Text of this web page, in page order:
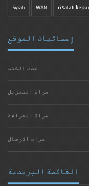
Syiah WAN risalah
إحصائيات الموقع
عدد الكتب
مرات التنزيل
مرات القراءة
مرات الارسال
القائمة البريدية